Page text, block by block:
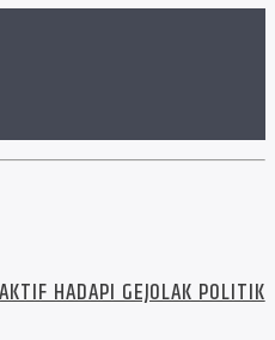
HADAPI GEJOLAK POLITIK